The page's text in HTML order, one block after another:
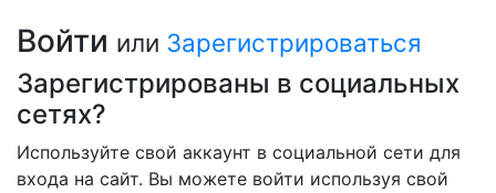
Войти или Зарегистрироваться
Зарегистрированы в социальных
сетях?
Используйте свой аккаунт в социальной сети для
входа на сайт. Вы можете войти используя свой